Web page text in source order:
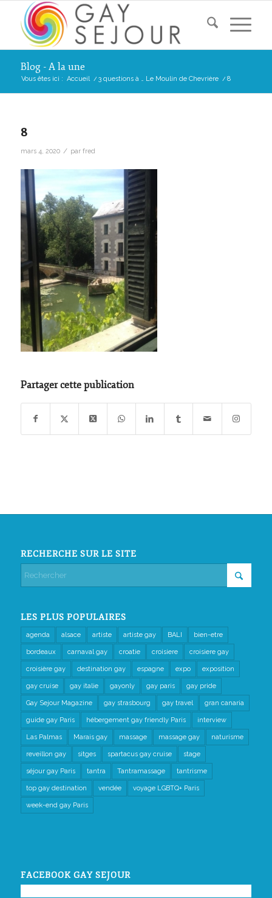
Blog - A la une
Vous êtes ici : Accueil / 3 questions à … Le Moulin de Chevrière / 8
8
mars 4, 2020 / par fred
Partager cette publication
RECHERCHE SUR LE SITE
LES PLUS POPULAIRES
agenda alsace artiste artiste gay BALI bien-etre
bordeaux carnaval gay croatie croisiere croisiere gay
croisière gay destination gay espagne expo exposition
gay cruise gay italie gayonly gay paris gay pride
Gay Sejour Magazine gay strasbourg gay travel gran canaria
guide gay Paris hébergement gay friendly Paris interview
Las Palmas Marais gay massage massage gay naturisme
reveillon gay sitges spartacus gay cruise stage
séjour gay Paris tantra Tantramassage tantrisme
top gay destination vendée voyage LGBTQ+ Paris
week-end gay Paris
FACEBOOK GAY SEJOUR